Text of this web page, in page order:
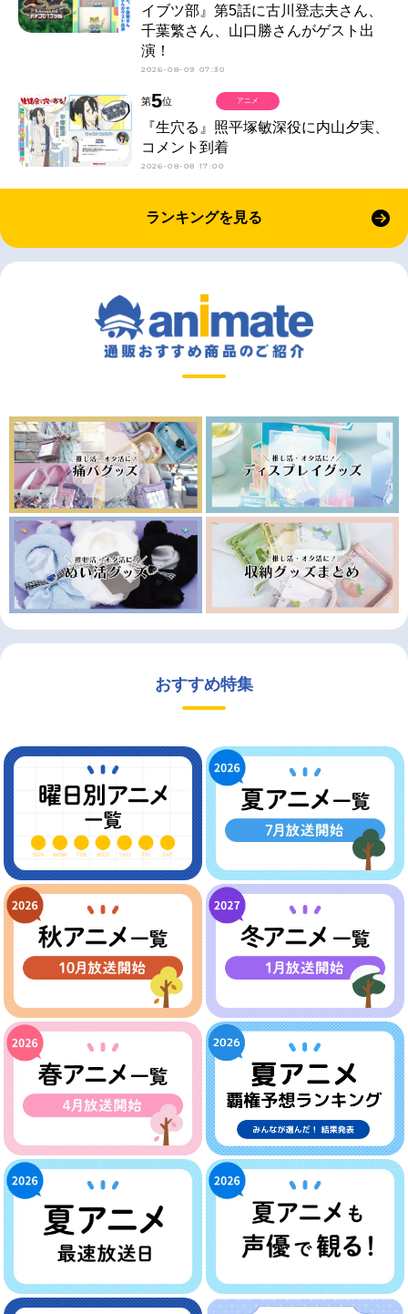
イブツ部』第5話に古川登志夫さん、
千葉繁さん、山口勝さんがゲスト出
演！
2026-08-09 07:30
第5位
『生穴る』照平塚敏深役に内山夕実、
コメント到着
2026-08-08 17:00
アニメ
ランキングを見る
おすすめ特集